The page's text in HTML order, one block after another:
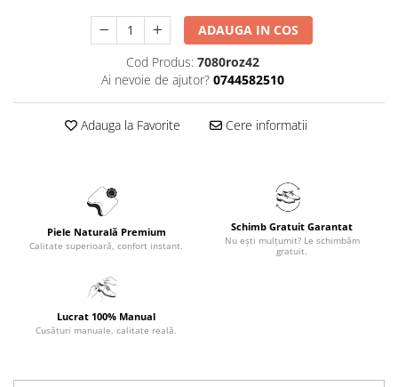
ADAUGA IN COS
Cod Produs: 7080roz42
Ai nevoie de ajutor? 0744582510
Adauga la Favorite Cere informatii
Piele Naturală Premium
Calitate superioară, confort instant.
Schimb Gratuit Garantat
Nu ești mulțumit? Le schimbăm
gratuit.
Lucrat 100% Manual
Cusături manuale, calitate reală.